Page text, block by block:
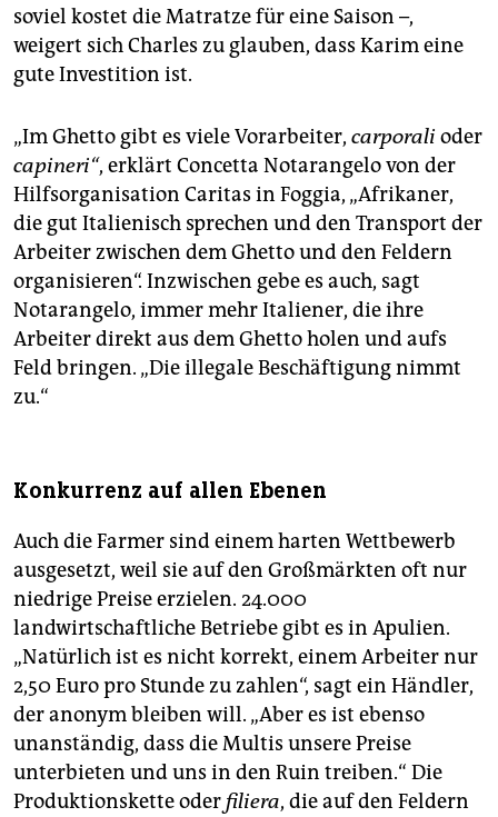
soviel kostet die Matratze für eine Saison –,
weigert sich Charles zu glauben, dass Karim eine
gute Investition ist.
„Im Ghetto gibt es viele Vorarbeiter, carporali oder
capineri“, erklärt Concetta Notarangelo von der
Hilfsorganisation Caritas in Foggia, „Afrikaner,
die gut Italienisch sprechen und den Transport der
Arbeiter zwischen dem Ghetto und den Feldern
organisieren“. Inzwischen gebe es auch, sagt
Notarangelo, immer mehr Italiener, die ihre
Arbeiter direkt aus dem Ghetto holen und aufs
Feld bringen. „Die illegale Beschäftigung nimmt
zu.“
Konkurrenz auf allen Ebenen
Auch die Farmer sind einem harten Wettbewerb
ausgesetzt, weil sie auf den Großmärkten oft nur
niedrige Preise erzielen. 24.000
landwirtschaftliche Betriebe gibt es in Apulien.
„Natürlich ist es nicht korrekt, einem Arbeiter nur
2,50 Euro pro Stunde zu zahlen“, sagt ein Händler,
der anonym bleiben will. „Aber es ist ebenso
unanständig, dass die Multis unsere Preise
unterbieten und uns in den Ruin treiben.“ Die
Produktionskette oder filiera, die auf den Feldern